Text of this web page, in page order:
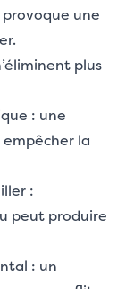
une
plus
: une
la
:
peut produire
: un